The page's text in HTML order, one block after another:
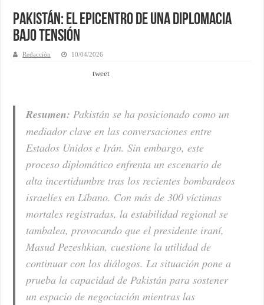
Pakistán: El epicentro de una diplomacia
bajo tensión
Redacción 10/04/2026
tweet
Resumen: Pakistán se ha posicionado como un
mediador clave en las conversaciones entre
Estados Unidos e Irán. Sin embargo, este
proceso diplomático enfrenta un escenario de
alta incertidumbre tras los recientes bombardeos
israelíes en Líbano. Con más de 300 víctimas
mortales registradas, la estabilidad regional se
tambalea, provocando que el presidente iraní,
Masud Pezeshkian, cuestione la utilidad de
continuar con los diálogos. La situación pone a
prueba la capacidad de Pakistán para sostener
un espacio de negociación mientras las